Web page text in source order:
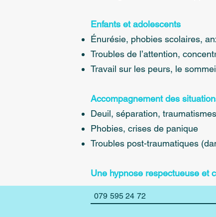
Enfants et adolescents
Énurésie, phobies scolaires,
Troubles de l’attention,
Travail sur les peurs, le
Accompagnement des
Deuil, séparation, traumatismes
Phobies, crises de panique
Troubles post-traumatiques
Une hypnose respectueuse et
079 595 24 72